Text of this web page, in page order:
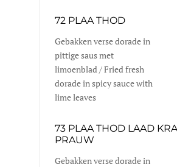
72 PLAA THOD
Gebakken verse dorade in
pittige saus met
limoenblad / Fried fresh
dorade in spicy sauce with
lime leaves
73 PLAA THOD LAAD KRA
PRAUW
Gebakken verse dorade in